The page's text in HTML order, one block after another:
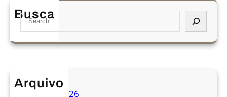
Busca
S
a
h
Arquivo
agosto 2026